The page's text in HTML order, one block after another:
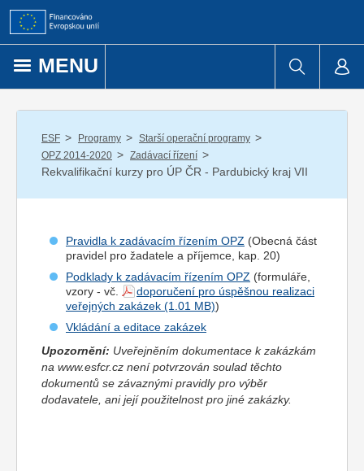
Přejít k obsahu
MENU
ESF / Programy / Starší operační programy /
OPZ 2014-2020 / Zadávací řízení /
Rekvalifikační kurzy pro ÚP ČR - Pardubický kraj VII
Pravidla k zadávacím řízením OPZ (Obecná část
pravidel pro žadatele a příjemce , kap. 20)
Podklady k zadávacím řízením OPZ (formuláře,
vzory - vč.
doporučení pro úspěšnou realizaci
veřejných zakázek
)
Vkládání a editace zakázek
Upozornění: Uveřejněním dokumentace k zakázkám
na www.esfcr.cz není potvrzován soulad těchto
dokumentů se závaznými pravidly pro výběr
dodavatele, ani její použitelnost pro jiné zakázky.